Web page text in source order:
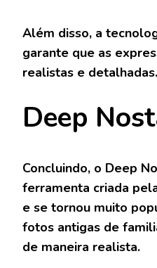
Além disso, a
garante que as
realistas e detalhadas.
Deep
Concluindo, o Deep
ferramenta criada
e se tornou muito
fotos antigas de
de maneira realista.